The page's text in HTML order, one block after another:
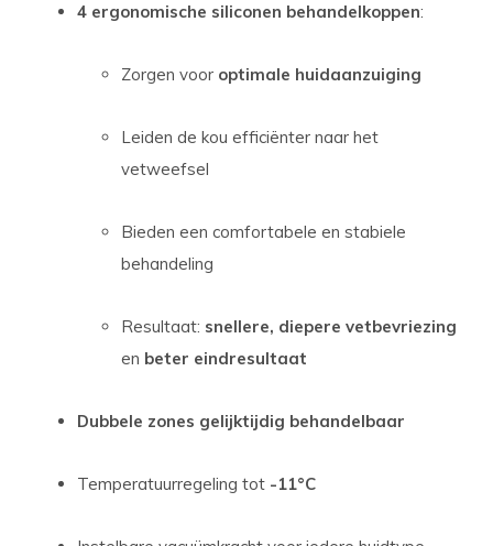
4 ergonomische siliconen behandelkoppen:
Zorgen voor optimale huidaanzuiging
Leiden de kou efficiënter naar het
vetweefsel
Bieden een comfortabele en stabiele
behandeling
Resultaat: snellere, diepere vetbevriezing
en beter eindresultaat
Dubbele zones gelijktijdig behandelbaar
Temperatuurregeling tot -11°C